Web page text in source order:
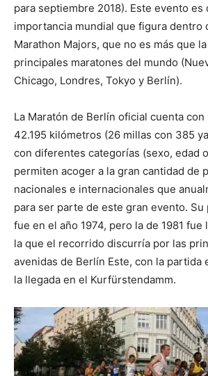
para septiembre 2018). Este evento es
importancia mundial que figura dentro
Marathon Majors, que no es más que
principales maratones del mundo
Chicago, Londres, Tokyo y Berlín).
La Maratón de Berlín oficial cuenta con
42.195 kilómetros (26 millas con 385
con diferentes categorías (sexo, edad
permiten acoger a la gran cantidad de
nacionales e internacionales que
para ser parte de este gran evento.
fue en el año 1974, pero la de 1981 fue
la que el recorrido discurría por las
avenidas de Berlín Este, con la partida
la llegada en el Kurfürstendamm.